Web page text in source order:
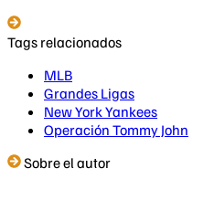
Tags relacionados
MLB
Grandes Ligas
New York Yankees
Operación Tommy John
Sobre el autor